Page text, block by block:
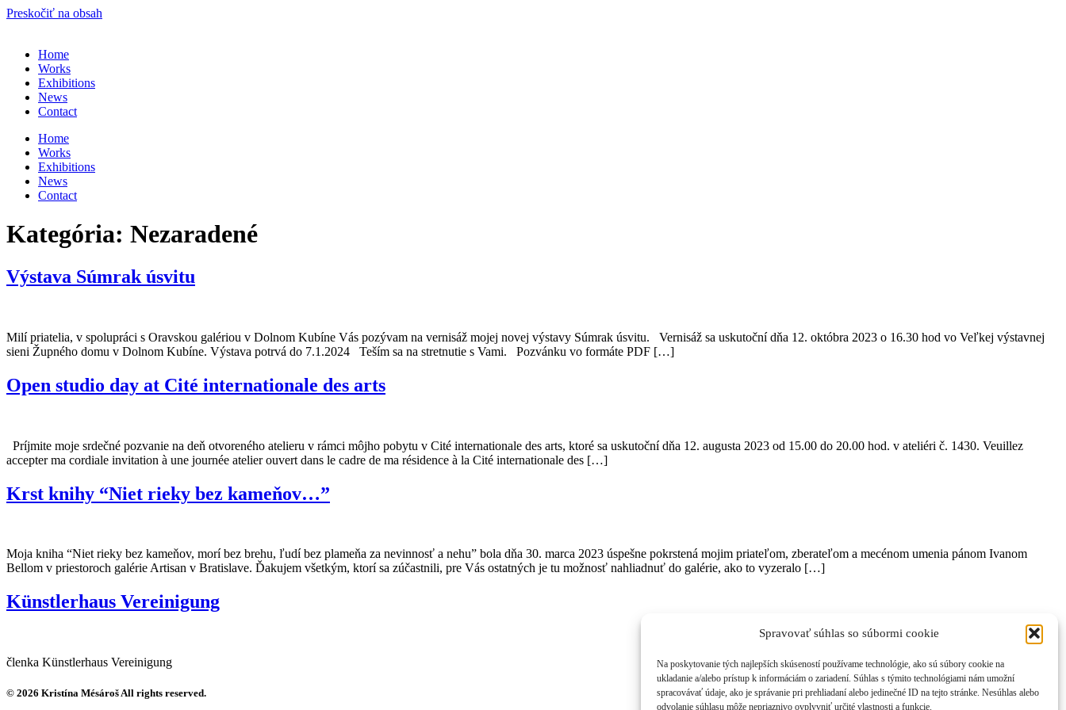
Spravovať súhlas so súbormi cookie
Na poskytovanie tých najlepších skúseností používame technológie, ako sú súbory cookie na
ukladanie a/alebo prístup k informáciám o zariadení. Súhlas s týmito technológiami nám umožní
spracovávať údaje, ako je správanie pri prehliadaní alebo jedinečné ID na tejto stránke. Nesúhlas alebo
odvolanie súhlasu môže nepriaznivo ovplyvniť určité vlastnosti a funkcie.
Preskočiť na obsah
Home
Works
Exhibitions
News
Contact
Home
Works
Exhibitions
News
Contact
Kategória: Nezaradené
Výstava Súmrak úsvitu
Milí priatelia, v spolupráci s Oravskou galériou v Dolnom Kubíne Vás pozývam na vernisáž mojej novej výstavy Súmrak úsvitu. Vernisáž sa uskutoční dňa 12. októbra 2023 o 16.30 hod vo Veľkej výstavnej
sieni Župného domu v Dolnom Kubíne. Výstava potrvá do 7.1.2024 Teším sa na stretnutie s Vami. Pozvánku vo formáte PDF […]
Open studio day at Cité internationale des arts
Príjmite moje srdečné pozvanie na deň otvoreného atelieru v rámci môjho pobytu v Cité internationale des arts, ktoré sa uskutoční dňa 12. augusta 2023 od 15.00 do 20.00 hod. v ateliéri č. 1430. Veuillez
accepter ma cordiale invitation à une journée atelier ouvert dans le cadre de ma résidence à la Cité internationale des […]
Krst knihy “Niet rieky bez kameňov…”
Moja kniha “Niet rieky bez kameňov, morí bez brehu, ľudí bez plameňa za nevinnosť a nehu” bola dňa 30. marca 2023 úspešne pokrstená mojim priateľom, zberateľom a mecénom umenia pánom Ivanom
Bellom v priestoroch galérie Artisan v Bratislave. Ďakujem všetkým, ktorí sa zúčastnili, pre Vás ostatných je tu možnosť nahliadnuť do galérie, ako to vyzeralo […]
Künstlerhaus Vereinigung
členka Künstlerhaus Vereinigung
© 2026 Kristína Mésároš All rights reserved.